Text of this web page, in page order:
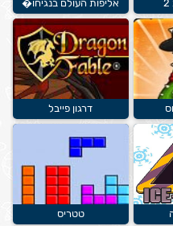
אליפות העולם בנגיחו�
דרגון פייבל
טטריס